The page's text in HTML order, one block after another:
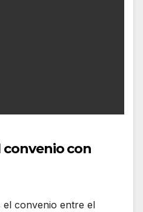
con
el convenio entre el